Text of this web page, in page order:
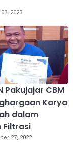
2023
Pakujajar CBM
Karya
dalam
Filtrasi
27, 2022